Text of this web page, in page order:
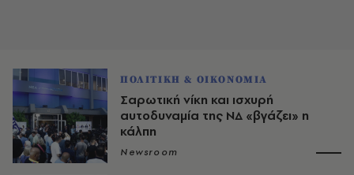
ΠΟΛΙΤΙΚΗ & ΟΙΚΟΝΟΜΙΑ
Σαρωτική νίκη και ισχυρή
αυτοδυναμία της ΝΔ «βγάζει» η
κάλπη
Newsroom